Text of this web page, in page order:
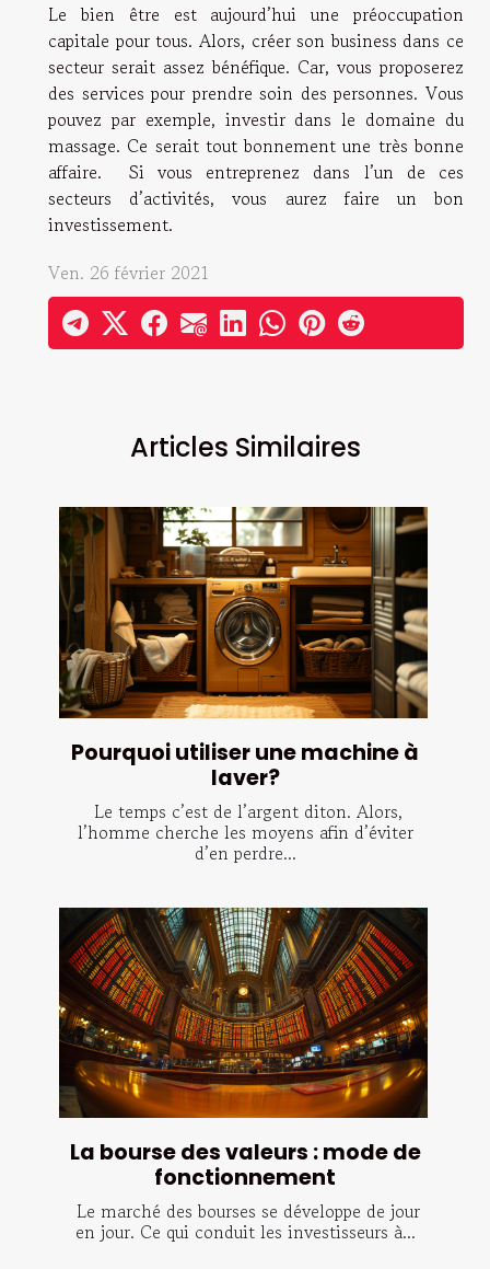
Articles Similaires
Pourquoi utiliser une machine à
laver?
Le temps c’est de l’argent diton. Alors,
l’homme cherche les moyens afin d’éviter
d’en perdre...
La bourse des valeurs : mode de
fonctionnement
Le marché des bourses se développe de jour
en jour. Ce qui conduit les investisseurs à...
Le bien être est aujourd’hui une préoccupation
capitale pour tous. Alors, créer son business dans ce
secteur serait assez bénéfique. Car, vous proposerez
des services pour prendre soin des personnes. Vous
pouvez par exemple, investir dans le domaine du
massage. Ce serait tout bonnement une très bonne
affaire. Si vous entreprenez dans l’un de ces
secteurs d’activités, vous aurez faire un bon
investissement.
Ven. 26 février 2021